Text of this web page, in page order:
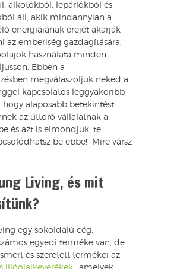
alkotókból, lepárlókból és
áll, akik mindannyian a
energiájának erejét akarják
az emberiség gazdagítására,
használata minden
Ebben a
megválaszoljuk neked a
kapcsolatos leggyakoribb
hogy alaposabb betekintést
az úttörő vállalatnak a
és azt is elmondjuk, te
be ebbe! Mire vársz
Living, és mit
egy sokoldalú cég,
egyedi terméke van, de
és szeretett termékei az